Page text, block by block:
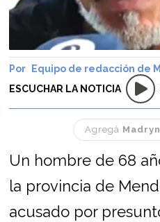
Equipo de redacción de
ESCUCHAR LA NOTICIA
Agregá
Un hombre de 68
la provincia de
acusado por